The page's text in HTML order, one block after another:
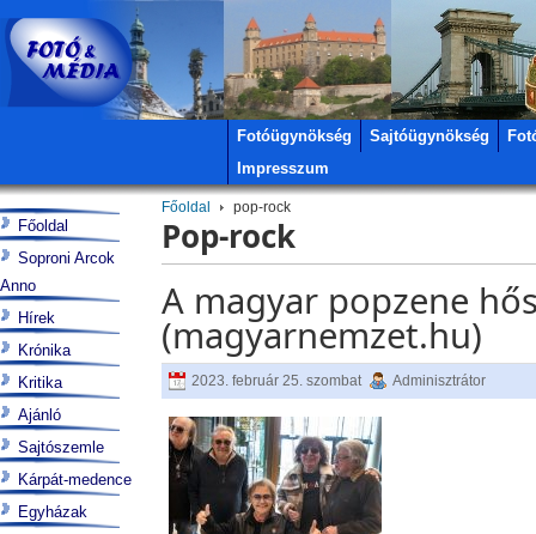
Fotóügynökség Sajtóügynökség
Impresszum
Főoldal pop-rock
Pop-rock
A magyar popzene
(magyarnemzet.hu)
2023. február 25. szombat Adminisztrátor
Főoldal
Soproni Arcok
Anno
Hírek
Krónika
Kritika
Ajánló
Sajtószemle
Kárpát-medence
Egyházak